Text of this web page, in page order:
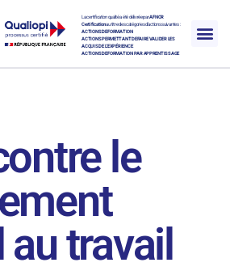
La certification qualité a été délivrée parAFNOR
Certificationau titre des catégories d’actions suivantes :
ACTIONS DE FORMATION
ACTIONS PERMETTANT DE FAIRE VALIDER LES
ACQUIS DE L’EXPÉRIENCE
ACTIONS DE FORMATION PAR APPRENTISSAGE
le
travail